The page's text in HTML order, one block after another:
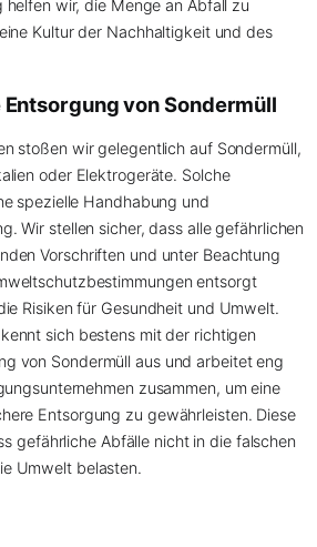
wir, die Menge an Abfall zu
Kultur der Nachhaltigkeit und des
vonSondermüll
stoßen wir gelegentlich auf Sondermüll,
oder Elektrogeräte. Solche
spezielle Handhabung und
Wir stellen sicher, dass alle gefährlichen
Vorschriften und unter Beachtung
entsorgt
Risiken für Gesundheit und Umwelt.
sich bestens mit der richtigen
von Sondermüll aus und arbeitet eng
zusammen, um eine
Entsorgung zu gewährleisten. Diese
gefährliche Abfälle nicht in die falschen
Umwelt belasten.